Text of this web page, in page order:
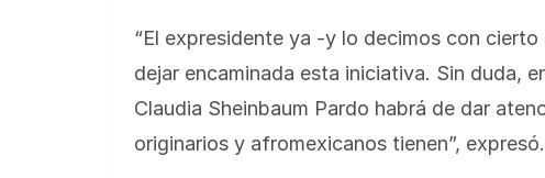
“El expresidente ya -y lo decimos con
dejar encaminada esta iniciativa. Sin duda,
Claudia Sheinbaum Pardo habrá de dar
originarios y afromexicanos tienen”, expresó.